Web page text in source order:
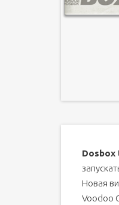
Dosbox
Новая
Voodoo